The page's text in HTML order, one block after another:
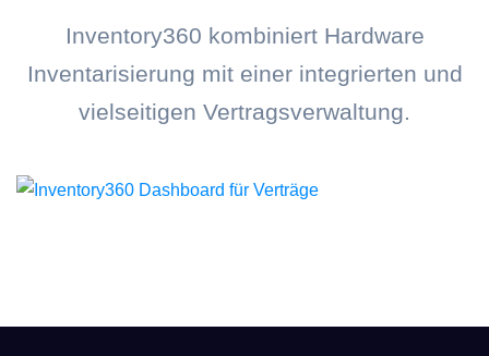
Inventory360 kombiniert Hardware
Inventarisierung mit einer integrierten und
vielseitigen Vertragsverwaltung.